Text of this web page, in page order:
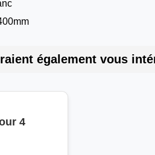
également vous
4